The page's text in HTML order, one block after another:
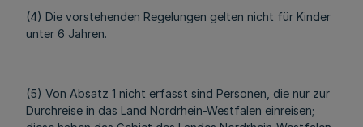
(4) Die vorstehenden Regelungen gelten nicht für Kinder
unter 6 Jahren.
(5) Von Absatz 1 nicht erfasst sind Personen, die nur zur
Durchreise in das Land Nordrhein-Westfalen einreisen;